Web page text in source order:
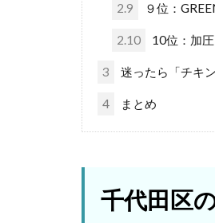
2.9 ９位：
2.10 10位：加
3 迷ったら「チキ
4 まとめ
千代田区